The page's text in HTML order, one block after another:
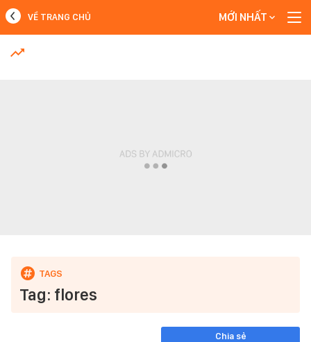
MỚI NHẤT
VỀ TRANG CHỦ MỚI NHẤT
Tag: flores
Chia sẻ